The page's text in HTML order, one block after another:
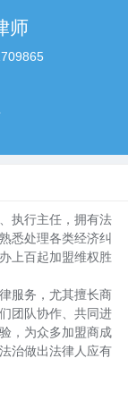
师
执行主任，拥有法
悉处理各类经济纠
上百起加盟维权胜
服务，尤其擅长商
团队协作、共同进
，为众多加盟商成
治做出法律人应有